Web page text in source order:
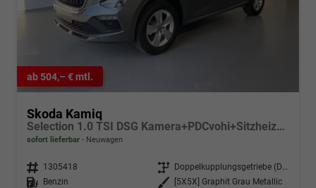
ab 504,– € mtl.
Skoda Kamiq
Selection 1.0 TSI DSG Kamera+PDCvohi+Sitzheizung+AppConnect+Sunset+Alu16
sofort lieferbar Neuwagen
Fahrzeugnr. 1305418 Getriebe
Doppelkupplungsgetriebe (DSG)
Kraftstoff
Benzin Außenfarbe
[5X5X] Graphit Grau Metallic